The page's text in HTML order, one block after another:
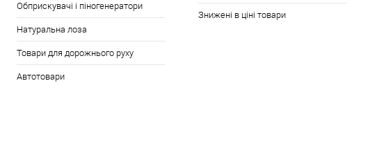
Обприскувачі і піногенератори
Натуральна лоза
Товари для дорожнього руху
Автотовари
Знижені в ціні товари